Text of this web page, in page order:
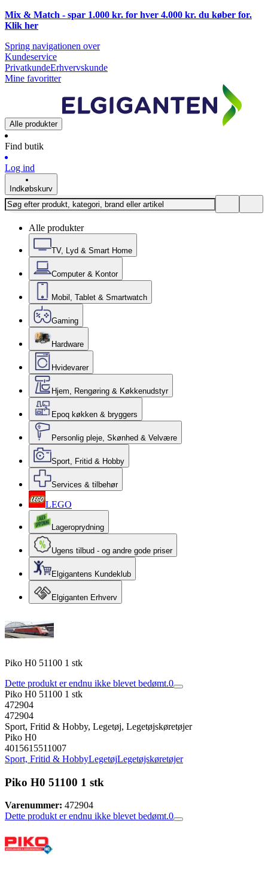
Mix & Match - spar 1.000 kr. for hver 4.000 kr. du køber for.
Klik her
Spring navigationen over
Kundeservice
PrivatkundeErhvervskunde
Mine favoritter
Alle produkter
Find butik
Log ind
Indkøbskurv
Alle produkter
TV, Lyd & Smart Home
Computer & Kontor
Mobil, Tablet & Smartwatch
Gaming
Hardware
Hvidevarer
Hjem, Rengøring & Køkkenudstyr
Epoq køkken & bryggers
Personlig pleje, Skønhed & Velvære
Sport, Fritid & Hobby
Services & tilbehør
LEGO
Lageroprydning
Ugens tilbud - og andre gode priser
Elgigantens Kundeklub
Elgiganten Erhverv
Piko H0 51100 1 stk
Dette produkt er endnu ikke blevet bedømt.0
Piko H0 51100 1 stk
472904
472904
Sport, Fritid & Hobby, Legetøj, Legetøjskøretøjer
Piko H0
4015615511007
Sport, Fritid & HobbyLegetøjLegetøjskøretøjer
Piko H0 51100 1 stk
Varenummer: 472904
Dette produkt er endnu ikke blevet bedømt.0